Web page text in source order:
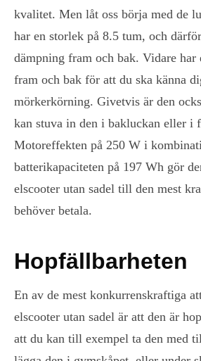
kvalitet. Men låt oss börja med de
har en storlek på 8.5 tum, och
dämpning fram och bak. Vidare har
fram och bak för att du ska känna
mörkerkörning. Givetvis är den
kan stuva in den i bakluckan eller i
Motoreffekten på 250 W i
batterikapaciteten på 197 Wh gör
elscooter utan sadel till den mest
behöver betala.
Hopfällbarheten
En av de mest konkurrenskraftiga
elscooter utan sadel är att den är
att du kan till exempel ta den med